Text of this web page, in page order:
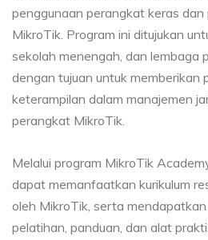
penggunaan perangkat keras dan
MikroTik. Program ini ditujukan
sekolah menengah, dan lembaga
dengan tujuan untuk memberikan
keterampilan dalam manajemen
perangkat MikroTik.
Melalui program MikroTik
dapat memanfaatkan kurikulum
oleh MikroTik, serta
pelatihan, panduan, dan alat